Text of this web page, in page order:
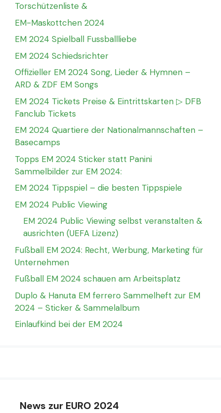
Torschützenliste &
EM-Maskottchen 2024
EM 2024 Spielball Fussballliebe
EM 2024 Schiedsrichter
Offizieller EM 2024 Song, Lieder & Hymnen –
ARD & ZDF EM Songs
EM 2024 Tickets Preise & Eintrittskarten ▷ DFB
Fanclub Tickets
EM 2024 Quartiere der Nationalmannschaften –
Basecamps
Topps EM 2024 Sticker statt Panini
Sammelbilder zur EM 2024:
EM 2024 Tippspiel – die besten Tippspiele
EM 2024 Public Viewing
EM 2024 Public Viewing selbst veranstalten &
ausrichten (UEFA Lizenz)
Fußball EM 2024: Recht, Werbung, Marketing für
Unternehmen
Fußball EM 2024 schauen am Arbeitsplatz
Duplo & Hanuta EM ferrero Sammelheft zur EM
2024 – Sticker & Sammelalbum
Einlaufkind bei der EM 2024
News zur EURO 2024